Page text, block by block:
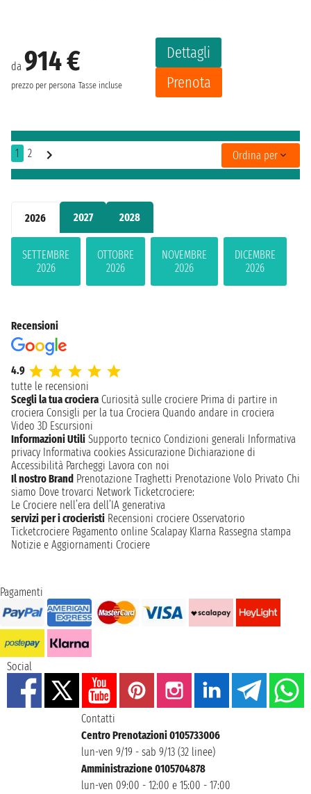
2026 2027 2028
SETTEMBRE
2026
OTTOBRE
2026
NOVEMBRE
2026
DICEMBRE
2026
da 914 €
prezzo per persona Tasse incluse
Dettagli
Prenota
1 2 Ordina per
Recensioni
4.9
tutte le recensioni
Scegli la tua crociera Curiosità sulle crociere Prima di partire in
crociera Consigli per la tua Crociera Quando andare in crociera
Video 3D Escursioni
Informazioni Utili Supporto tecnico Condizioni generali Informativa
privacy Informativa cookies Assicurazione Dichiarazione di
Accessibilità Parcheggi Lavora con noi
Il nostro Brand Prenotazione Traghetti Prenotazione Volo Privato Chi
siamo Dove trovarci Network Ticketcrociere:
Le Crociere nell’era dell’IA generativa
servizi per i crocieristi Recensioni crociere Osservatorio
Ticketcrociere Pagamento online Scalapay Klarna Rassegna stampa
Notizie e Aggiornamenti Crociere
Pagamenti
Social
Contatti
Centro Prenotazioni 0105733006
lun-ven 9/19 - sab 9/13 (32 linee)
Amministrazione 0105704878
lun-ven 09:00 - 12:00 e 15:00 - 17:00